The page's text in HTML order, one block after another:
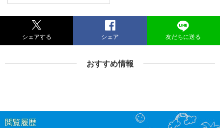
シェアする シェア 友だちに送る
おすすめ情報
閲覧履歴